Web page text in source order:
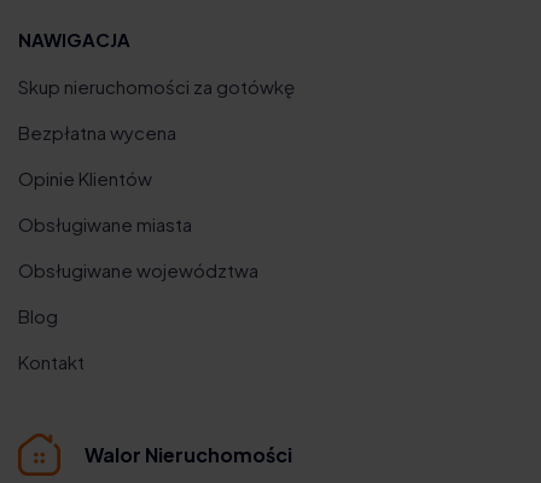
Walor Nieruchomości
NAWIGACJA
Skup nieruchomości za gotówkę
Bezpłatna wycena
Opinie Klientów
Obsługiwane miasta
Obsługiwane województwa
Blog
Kontakt